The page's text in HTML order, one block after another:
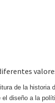
de la
diseño a la